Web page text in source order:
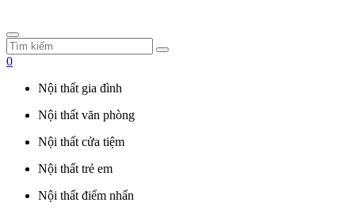
0
Nội thất gia đình
Nội thất văn phòng
Nội thất cửa tiệm
Nội thất trẻ em
Nội thất điểm nhấn